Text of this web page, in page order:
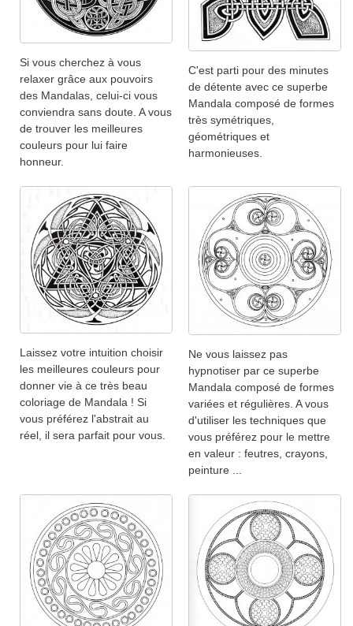
Si vous cherchez à vous
relaxer grâce aux pouvoirs
des Mandalas, celui-ci vous
conviendra sans doute. A vous
de trouver les meilleures
couleurs pour lui faire
honneur.
C'est parti pour des minutes
de détente avec ce superbe
Mandala composé de formes
très symétriques,
géométriques et
harmonieuses.
Laissez votre intuition choisir
les meilleures couleurs pour
donner vie à ce très beau
coloriage de Mandala ! Si
vous préférez l'abstrait au
réel, il sera parfait pour vous.
Ne vous laissez pas
hypnotiser par ce superbe
Mandala composé de formes
variées et régulières. A vous
d'utiliser les techniques que
vous préférez pour le mettre
en valeur : feutres, crayons,
peinture ...